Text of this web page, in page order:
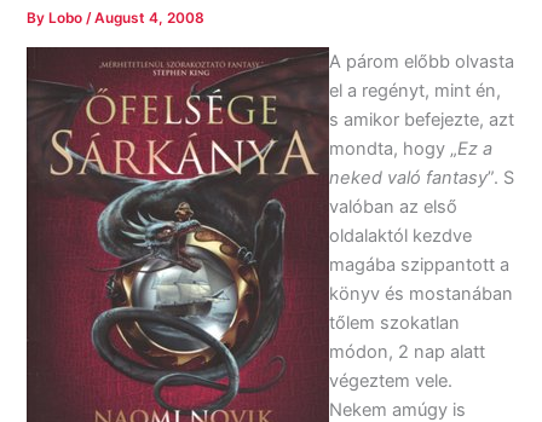
By Lobo/August 4, 2008
A párom előbb olvasta
el a regényt, mint én,
s amikor befejezte, azt
mondta, hogy „Ez a
neked való fantasy”. S
valóban az első
oldalaktól kezdve
magába szippantott a
könyv és mostanában
tőlem szokatlan
módon, 2 nap alatt
végeztem vele.
Nekem amúgy is